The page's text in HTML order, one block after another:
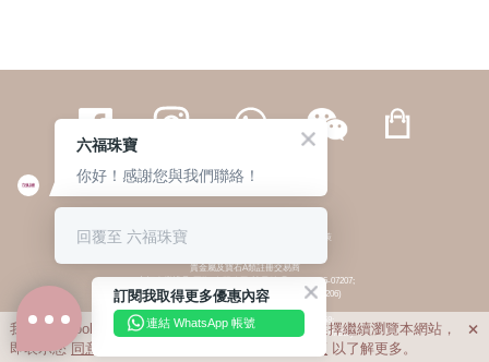
繁體 | 簡体
© 六福集團 版權所有 不得轉載 私隱政策
貴金屬及寶石A類註冊交易商
(六福企業禮品(國際)有限公司-註冊號碼:A-B-24-05-07207;
六福電子商貿有限公司-註冊號碼:A-B-24-05-07206)
貴金屬及寶石B類註冊交易商
(六福集團有限公司-註冊號碼:B-B-24-05-07258;
六福珠寶金行(香港)有限公司-註冊號碼:B-B-24-05-07259)
我們利用cookies為您提供最佳的瀏覽體驗。若您選擇繼續瀏覽本網站，
即表示您 同意 私隱政策 以了解更多。

訂閱我取得更多優惠內容
連結 WhatsApp 帳號
六福珠寶
你好！感謝您與我們聯絡！
回覆至 六福珠寶